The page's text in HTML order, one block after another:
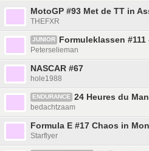
MotoGP #93 Met de TT in
THEFXR
JUNIOR Formuleklassen
Peterselieman
NASCAR #67
hole1988
ENDURANCE 24 Heures du
bedachtzaam
Formula E #17 Chaos in
Starflyer